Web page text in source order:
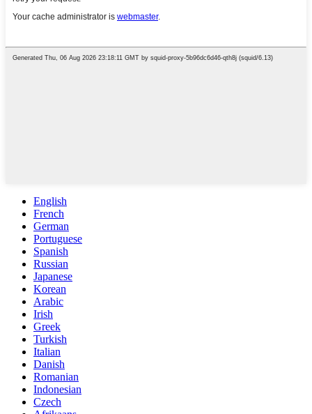
English
French
German
Portuguese
Spanish
Russian
Japanese
Korean
Arabic
Irish
Greek
Turkish
Italian
Danish
Romanian
Indonesian
Czech